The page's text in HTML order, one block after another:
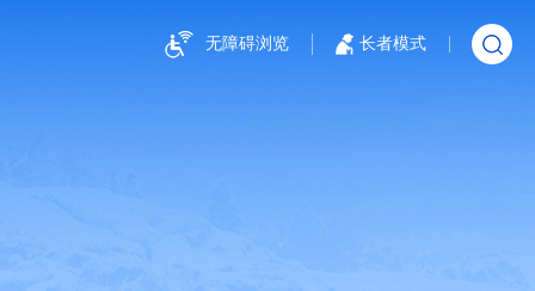
无障碍浏览 长者模式